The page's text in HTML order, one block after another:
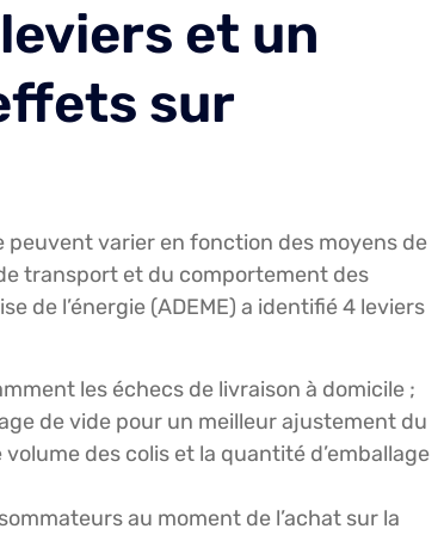
et un
sur
varier en fonction des moyens de
transport et du comportement des
de l’énergie (ADEME) a identifié 4 leviers
les échecs de livraison à domicile ;
de vide pour un meilleur ajustement du
des colis et la quantité d’emballage
au moment de l’achat sur la